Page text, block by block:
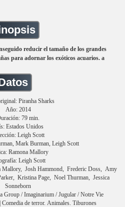
reducir el tamaño de los grandes
para adornar los exóticos acuarios. a
Piranha Sharks
Año: 2014
79 min.
Estados Unidos
Leigh Scott
Mark Burman, Leigh Scott
Ramona Mallory
Leigh Scott
Mallory, Josh Hammond, Frederic Doss, Amy
Kristina Page, Noel Thurman, Jessica
Sonneborn
Group / Imaginarium / Jugular / Notre Vie
Comedia de terror. Animales. Tiburones